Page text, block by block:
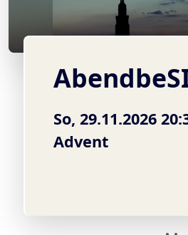
So, 29.11.2026
Advent